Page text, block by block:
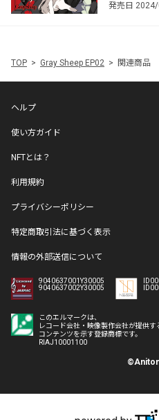
発売日
TOP Gray Sheep EP02 関連商品
ヘルプ
使い方ガイド
NFTとは？
利用規約
プライバシーポリシー
特定商取引法に基づく表示
情報の外部送信について
9040637001Y30005
9040637002Y30005
このエルマークは、
レコード会社・映像製作会社が提供す
コンテンツを示す登録商標です。
RIAJ10001100